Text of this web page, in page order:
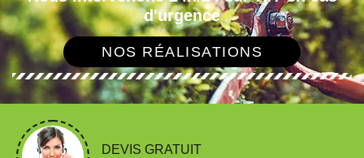
d'urgence
NOS RÉALISATIONS
DEVIS GRATUIT